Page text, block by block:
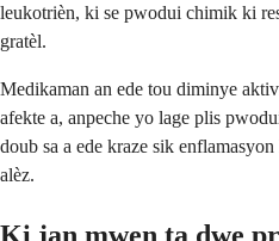
leukotrièn, ki se pwodui chimik ki
gratèl.
Medikaman an ede tou diminye
afekte a, anpeche yo lage plis
doub sa a ede kraze sik
alèz.
Ki jan mwen ta dwe